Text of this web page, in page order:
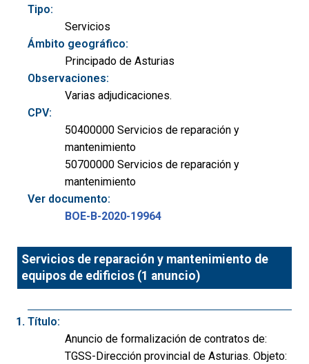
Tipo:
Servicios
Ámbito geográfico:
Principado de Asturias
Observaciones:
Varias adjudicaciones.
CPV:
50400000 Servicios de reparación y
mantenimiento
50700000 Servicios de reparación y
mantenimiento
Ver documento:
BOE-B-2020-19964
Servicios de reparación y mantenimiento de
equipos de edificios (1 anuncio)
Título:
Anuncio de formalización de contratos de:
TGSS-Dirección provincial de Asturias. Objeto: